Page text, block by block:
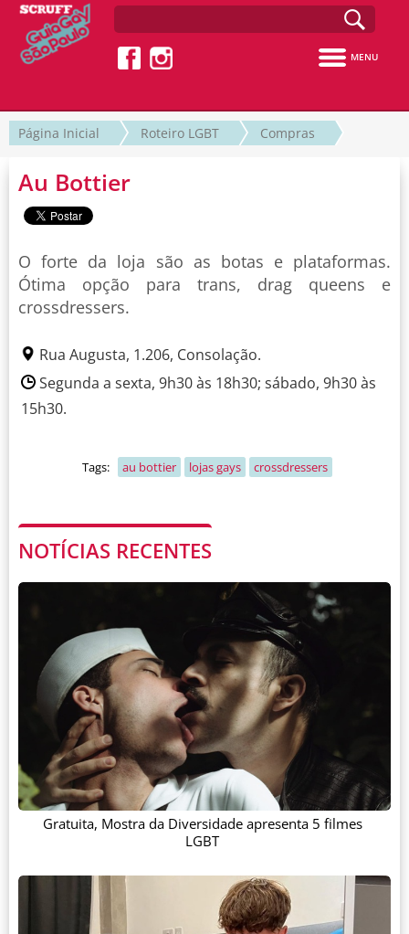
MENU
Página Inicial Roteiro LGBT Compras
Au Bottier
O forte da loja são as botas e plataformas.
Ótima opção para trans, drag queens e
crossdressers.
Rua Augusta, 1.206, Consolação.
Segunda a sexta, 9h30 às 18h30; sábado, 9h30 às
15h30.
Tags: au bottier lojas gays crossdressers
NOTÍCIAS RECENTES
Gratuita, Mostra da Diversidade apresenta 5 filmes
LGBT